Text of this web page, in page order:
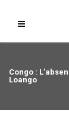
Congo :
Loango